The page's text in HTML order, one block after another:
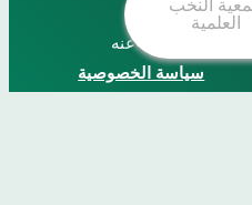
سياسة الخصوصية